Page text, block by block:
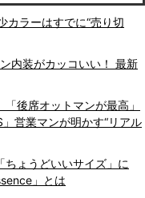
カラーはすでに“売り切
内装がカッコいい！ 最新
後席オットマンが最高」
営業マンが明かす“リアル
ちょうどいいサイズ」に
」とは